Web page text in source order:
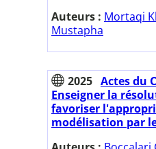
Auteurs : Mortaqi
Mustapha
2025 Actes du
Enseigner la
favoriser
modélisation par